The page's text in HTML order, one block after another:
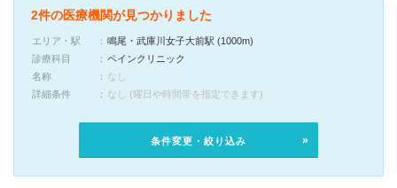
2件の医療機関が見つかりました
エリア・駅
鳴尾・武庫川女子大前駅 (1000m)
診療科目
ペインクリニック
名称
なし
詳細条件
なし (曜日や時間帯を指定できます)
条件変更・絞り込み